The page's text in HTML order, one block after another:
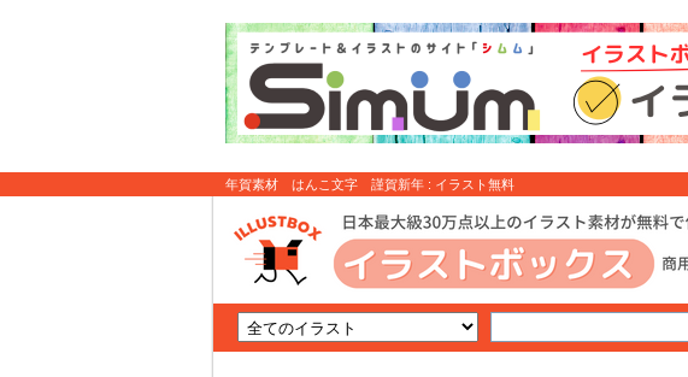
年賀素材 はんこ文字 謹賀新年 : イラスト無料